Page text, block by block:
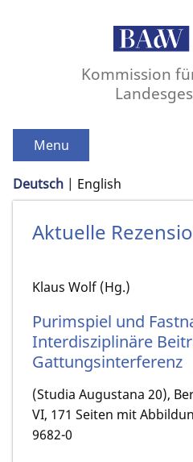
Kommission
Menu
Deutsch English
Aktuelle
Klaus Wolf (Hg.)
Purimspiel und
Interdisziplinäre
Gattungsinterferenz
(Studia Augustana 20),
VI, 171 Seiten mit
9682-0